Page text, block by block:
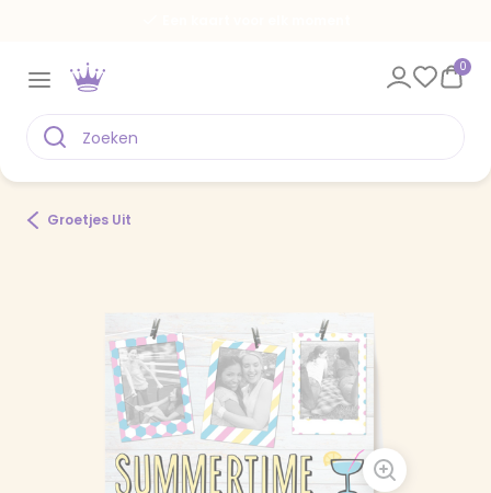
0
Groetjes Uit